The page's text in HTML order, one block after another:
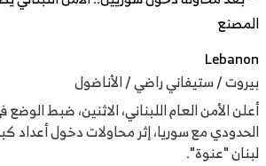
Lebanon
بيروت / ستيفاني راضي / الأناضول
أعلن الأمن العام اللبناني، الاثنين، ضبط
الحدودي مع سوريا، إثر محاولات دخول أعداد
لبنان "عنوة".